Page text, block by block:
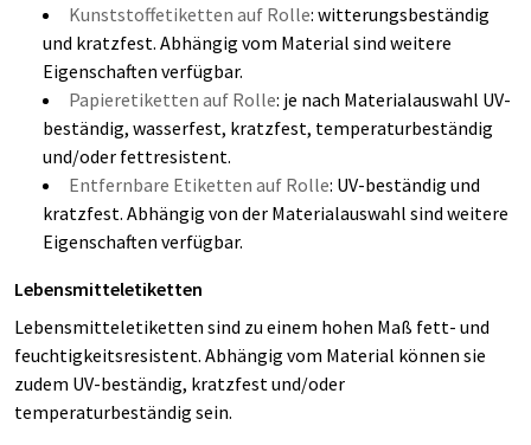
Kunststoffetiketten auf Rolle: witterungsbeständig
und kratzfest. Abhängig vom Material sind weitere
Eigenschaften verfügbar.
Papieretiketten auf Rolle: je nach Materialauswahl UV-
beständig, wasserfest, kratzfest, temperaturbeständig
und/oder fettresistent.
Entfernbare Etiketten auf Rolle: UV-beständig und
kratzfest. Abhängig von der Materialauswahl sind weitere
Eigenschaften verfügbar.
Lebensmitteletiketten
Lebensmitteletiketten sind zu einem hohen Maß fett- und
feuchtigkeitsresistent. Abhängig vom Material können sie
zudem UV-beständig, kratzfest und/oder
temperaturbeständig sein.